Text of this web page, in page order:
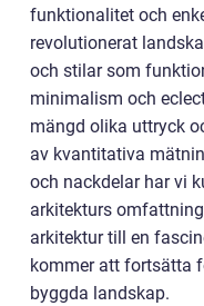
funktionalitet och
revolutionerat
och stilar som
minimalism och
mängd olika uttryck
av kvantitativa
och nackdelar har vi
arkitekturs
arkitektur till en
kommer att fortsätta
byggda landskap.